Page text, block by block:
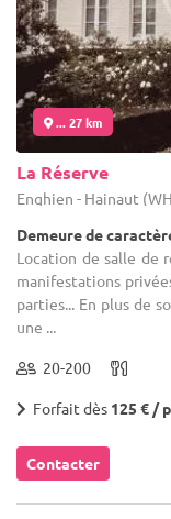
... 27 km
La Réserve
Enghien - Hainaut
Demeure de
Location de salle de
manifestations
parties... En plus de
une ...
20-200
Forfait dès 125 € /
Contacter